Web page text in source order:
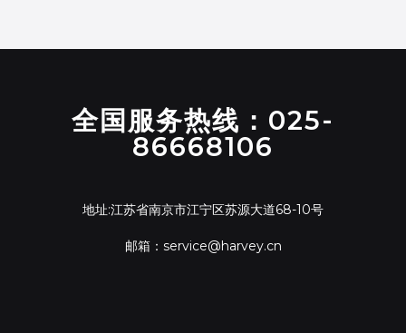
全国服务热线：025-
86668106
地址:江苏省南京市江宁区苏源大道68-10号
邮箱：service@harvey.cn